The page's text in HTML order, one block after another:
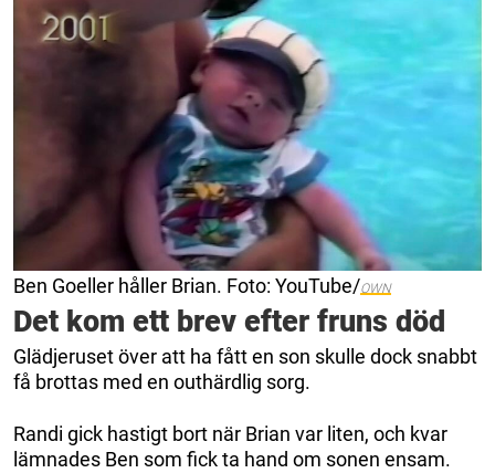
Ben Goeller håller Brian. Foto: YouTube/OWN
Det kom ett brev efter fruns död
Glädjeruset över att ha fått en son skulle dock snabbt
få brottas med en outhärdlig sorg.
Randi gick hastigt bort när Brian var liten, och kvar
lämnades Ben som fick ta hand om sonen ensam.